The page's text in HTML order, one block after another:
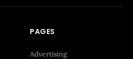
PAGES
Advertising